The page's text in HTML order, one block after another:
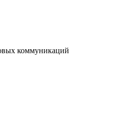
коммуникаций